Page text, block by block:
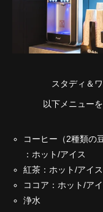
スタディ＆
以下メニュー
コーヒー（2種類の
：ホット/アイス
紅茶：ホット/アイス
ココア：ホット/ア
浄水